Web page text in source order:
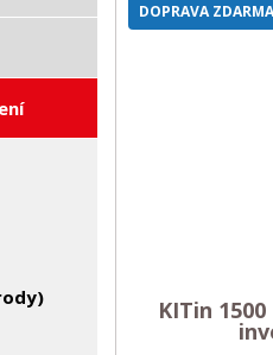
KITin
DOPRAVA ZDARMA